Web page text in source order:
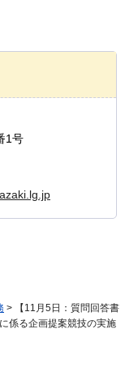
1号
> 【11月5日：質問回答書
係る企画提案競技の実施